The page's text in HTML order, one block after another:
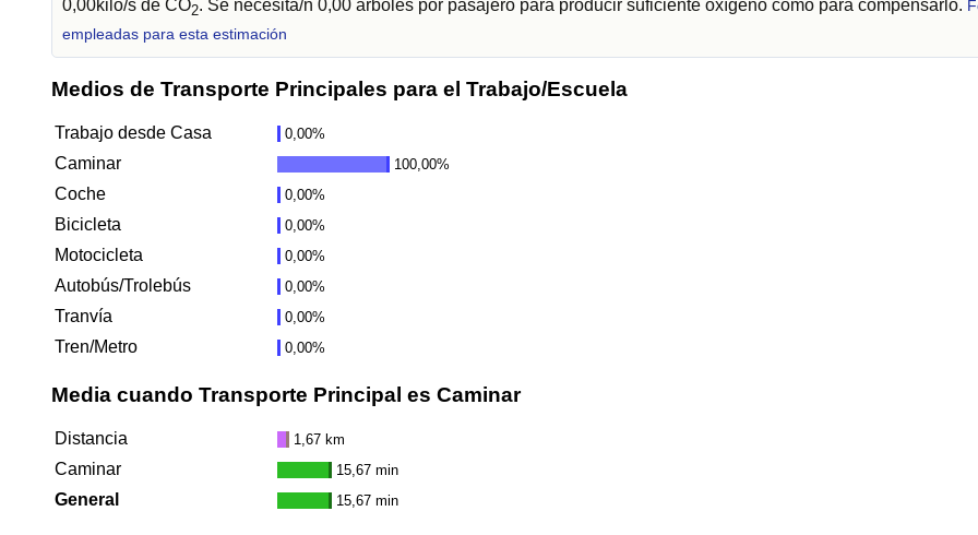
0,00kilo/s de CO2. Se necesita/n 0,00 árboles por pasajero para producir suficiente oxígeno como para compensarlo.
empleadas para esta estimación
Medios de Transporte Principales para el Trabajo/Escuela
Trabajo desde Casa 0,00%
Caminar 100,00%
Coche 0,00%
Bicicleta 0,00%
Motocicleta 0,00%
Autobús/Trolebús 0,00%
Tranvía 0,00%
Tren/Metro 0,00%
Media cuando Transporte Principal es Caminar
Distancia 1,67 km
Caminar 15,67 min
General 15,67 min